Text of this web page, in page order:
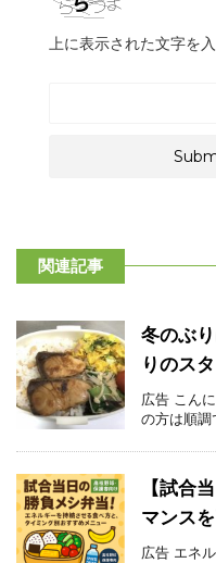
上に表示された文字を
関連記事
冬のぶ
りのス
広告 こん
の方は順調
【試合
マンス
広告 エネ